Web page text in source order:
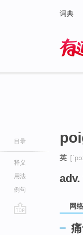
词典
目录
释义
用法
例句
英
adv.
网